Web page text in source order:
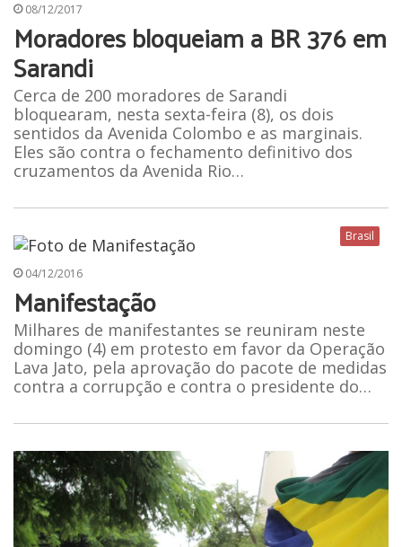
08/12/2017
Moradores bloqueiam a BR 376 em
Sarandi
Cerca de 200 moradores de Sarandi
bloquearam, nesta sexta-feira (8), os dois
sentidos da Avenida Colombo e as marginais.
Eles são contra o fechamento definitivo dos
cruzamentos da Avenida Rio…
Brasil
04/12/2016
Manifestação
Milhares de manifestantes se reuniram neste
domingo (4) em protesto em favor da Operação
Lava Jato, pela aprovação do pacote de medidas
contra a corrupção e contra o presidente do…